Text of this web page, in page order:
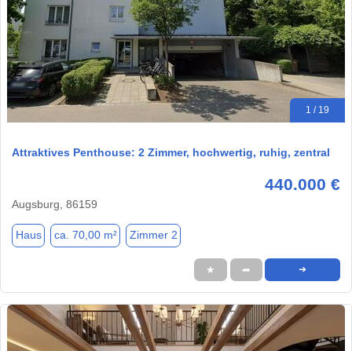
1 / 19
Attraktives Penthouse: 2 Zimmer, hochwertig, ruhig, zentral
440.000 €
Augsburg, 86159
Haus ca. 70,00 m² Zimmer 2
★ ➦ ➜